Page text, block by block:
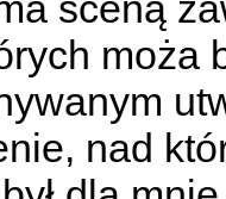
moża
nad